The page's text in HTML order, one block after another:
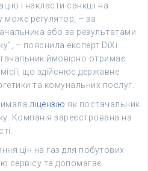
і накласти санкції на
може регулятор, – за
або за результатами
– пояснила експерт DiXi
ймовірно отримає
що здійснює державне
та комунальних послуг.
ліцензію як постачальник
Компанія зареєстрована на
цін на газ для побутових
сервісу та допомагає